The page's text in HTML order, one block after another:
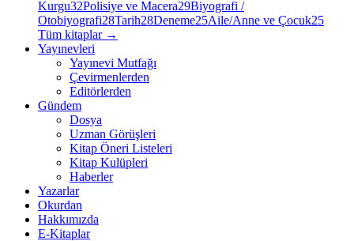
Kurgu32Polisiye ve Macera29Biyografi /
Otobiyografi28Tarih28Deneme25Aile/Anne ve Çocuk25
Tüm kitaplar →
Yayınevleri
Yayınevi Mutfağı
Çevirmenlerden
Editörlerden
Gündem
Dosya
Uzman Görüşleri
Kitap Öneri Listeleri
Kitap Kulüpleri
Haberler
Yazarlar
Okurdan
Hakkımızda
E-Kitaplar